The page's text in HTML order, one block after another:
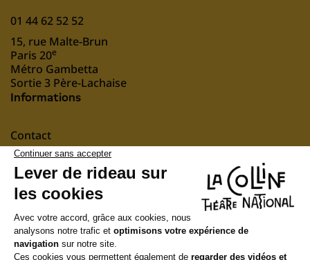
01 44 62 52 52
15, rue Malte-Brun
Paris 20e
Métro Gambetta
Sortie 3 Père-Lachaise
Informations
Contact
Mentions légales
nous soutenir
Suivez-nous